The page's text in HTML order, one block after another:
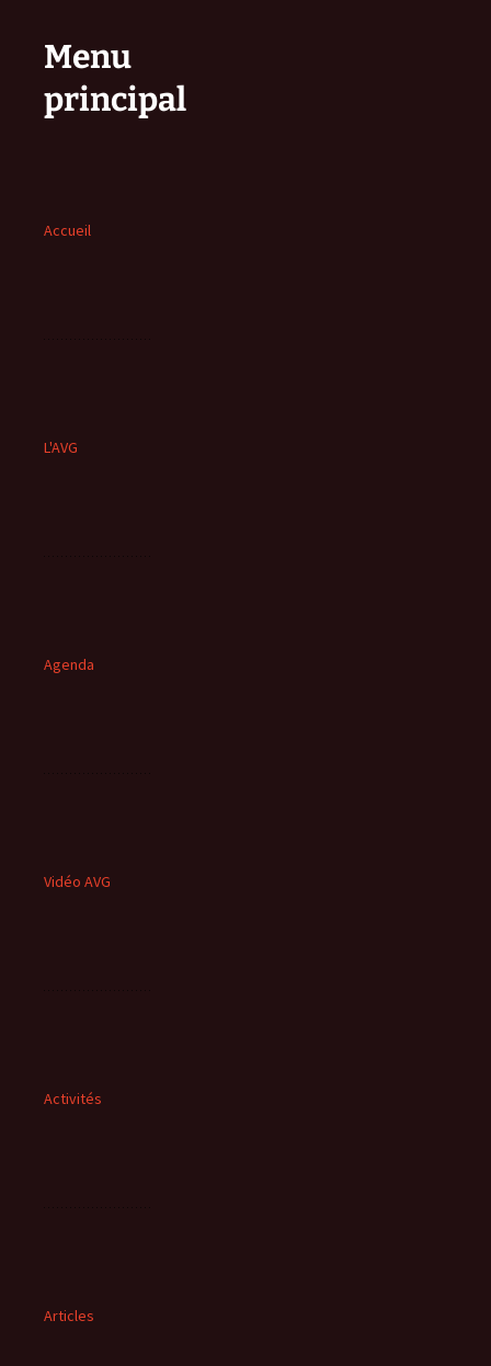
Menu
principal
Accueil
L'AVG
Agenda
Vidéo AVG
Activités
Articles